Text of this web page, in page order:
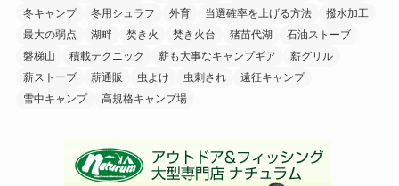
冬キャンプ
冬用シュラフ 外育 当選確率を上げる方法
撥水加工
最大の弱点
湖畔 焚き火 焚き火台 猪苗代湖
石油ストーブ
磐梯山
積載テクニック 薪も大事なキャンプギア
薪グリル
薪ストーブ
薪通販 虫よけ 虫刺され
遠征キャンプ
雪中キャンプ
高規格キャンプ場